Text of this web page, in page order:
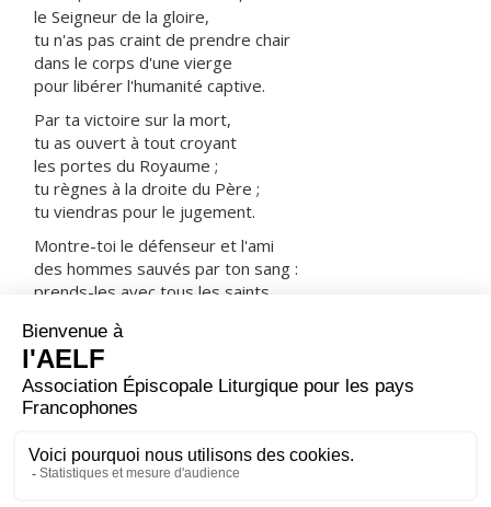
le Seigneur de la gloire,
tu n'as pas craint de prendre chair
dans le corps d'une vierge
pour libérer l'humanité captive.
Par ta victoire sur la mort,
tu as ouvert à tout croyant
les portes du Royaume ;
tu règnes à la droite du Père ;
tu viendras pour le jugement.
Montre-toi le défenseur et l'ami
des hommes sauvés par ton sang :
prends-les avec tous les saints
ORAISON
Dieu qui élèves le Christ au-dessus de tout, ouvre-nous
à la joie et à l'action de grâce, car l'Ascension de ton Fils
son corps, il nous a précédés dans la gloire auprès de
toi, et c'est là que nous vivons en espérance.